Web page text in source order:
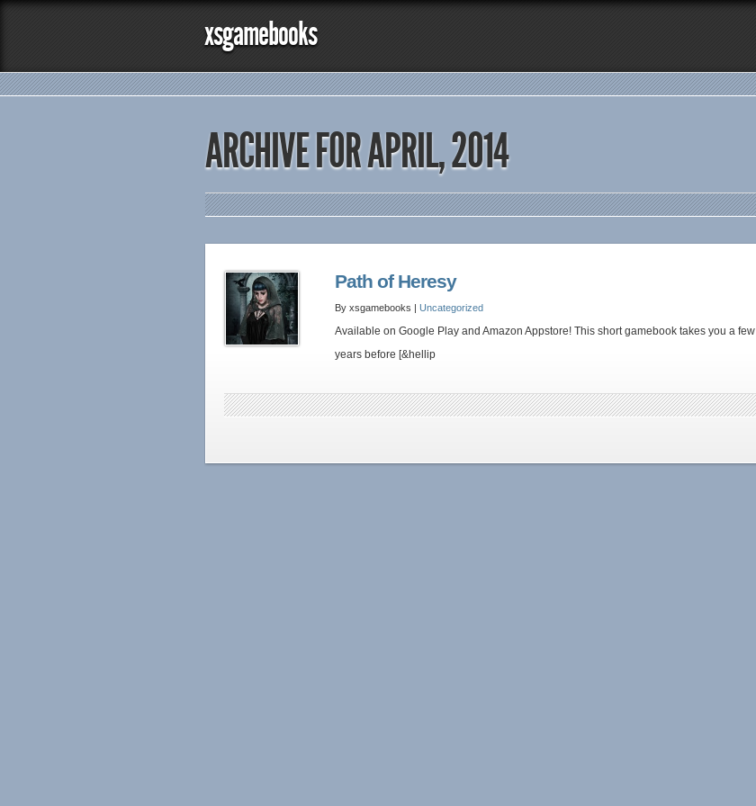
xsgamebooks
ARCHIVE FOR APRIL, 2014
Path of Heresy
By xsgamebooks | Uncategorized
Available on Google Play and Amazon Appstore! This short gamebook takes you a few
years before [&hellip